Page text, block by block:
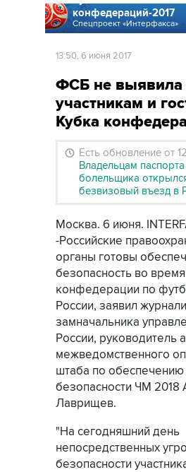
конфедераций-2017
Спецпроект «Интерфакса»
13:50, 6 июня 2017
ФСБ не выявила
участникам и
Кубка
Есть обновление от
Владельцам паспорта
болельщика
безвизовый въезд в
Москва. 6 июня.
-Российские
органы готовы
безопасность во
конфедерации по
России, заявил
замначальника
России, руководитель
межведомственного
штаба по обеспечению
безопасности ЧМ 2018
Лаврищев.
"На сегодняшний день
непосредственных
безопасности